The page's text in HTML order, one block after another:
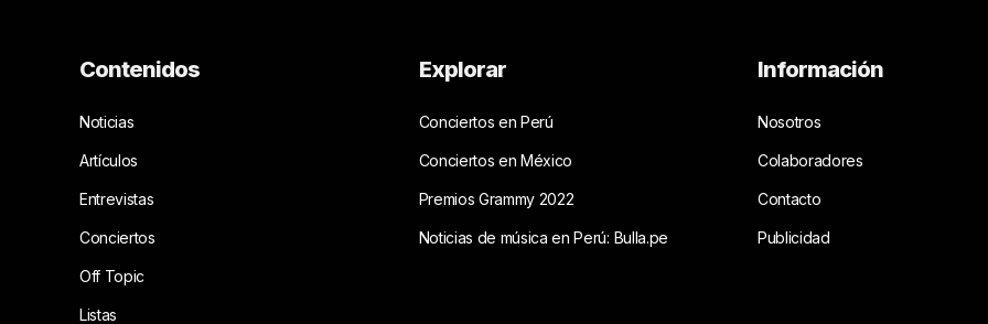
Contenidos
Noticias
Artículos
Entrevistas
Conciertos
Off Topic
Listas
Explorar
Conciertos en Perú
Conciertos en México
Premios Grammy 2022
Noticias de música en Perú: Bulla.pe
Información
Nosotros
Colaboradores
Contacto
Publicidad